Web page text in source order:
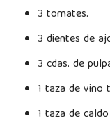
3 tomates.
3 dientes de
3 cdas. de
1 taza de vino
1 taza de